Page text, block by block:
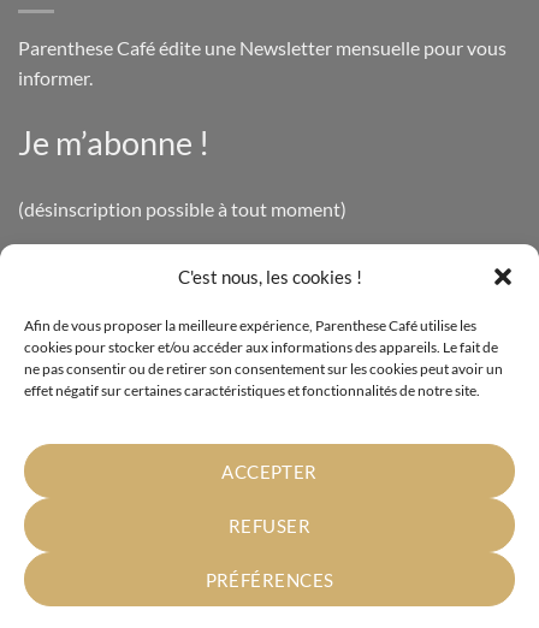
C'est nous, les cookies !
Afin de vous proposer la meilleure expérience, Parenthese Café utilise les
cookies pour stocker et/ou accéder aux informations des appareils. Le fait de
ne pas consentir ou de retirer son consentement sur les cookies peut avoir un
effet négatif sur certaines caractéristiques et fonctionnalités de notre site.
ACCEPTER
REFUSER
PRÉFÉRENCES
Parenthese Café édite une Newsletter mensuelle pour vous
informer.
Je m’abonne !
(désinscription possible à tout moment)
Mentions légales
Cookies
Conditions générales de vente